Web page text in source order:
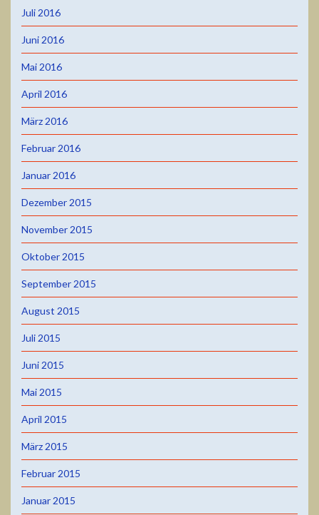
Juli 2016
Juni 2016
Mai 2016
April 2016
März 2016
Februar 2016
Januar 2016
Dezember 2015
November 2015
Oktober 2015
September 2015
August 2015
Juli 2015
Juni 2015
Mai 2015
April 2015
März 2015
Februar 2015
Januar 2015